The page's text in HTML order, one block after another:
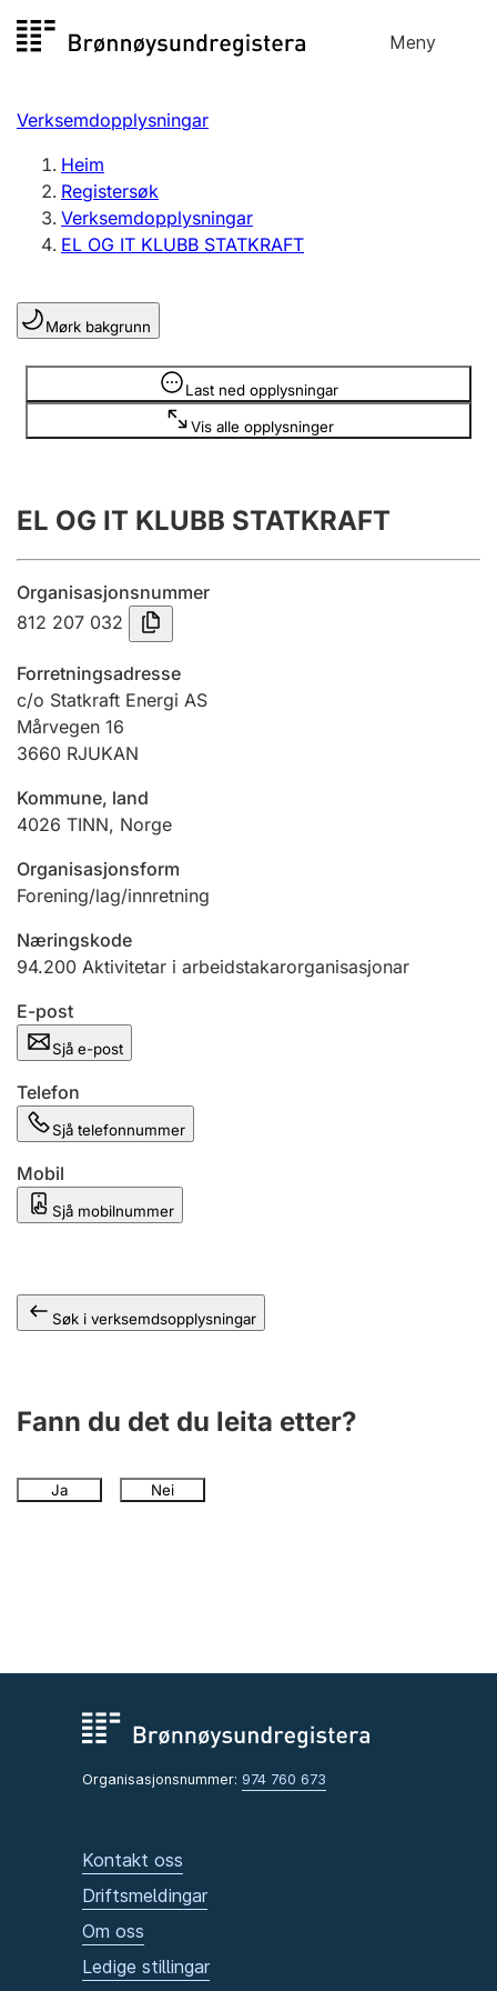
til
Meny
Registersøk
Aksjeselskap
Enkeltpersonføretak
Registrere, endre, slette
Lag og foreining
Registrere, endre, slette
Årsrekneskap
Innsending og forseinkingsgebyr
Tinglysing
Jeger
Betaling og jegeravgiftskort
Ektepaktrettleiaren
Verksemdopplysningar
Heim
Registersøk
Verksemdopplysningar
EL OG IT KLUBB STATKRAFT
Mørk bakgrunn
Last ned opplysningar
Vis alle opplysninger
Opplysninger er skjult
EL OG IT KLUBB STATKRAFT
Organisasjonsnummer
812 207 032
Forretningsadresse
c/o Statkraft Energi AS
Mårvegen 16
3660 RJUKAN
Kommune, land
4026 TINN, Norge
Organisasjonsform
Forening/lag/innretning
Næringskode
94.200 Aktivitetar i arbeidstakarorganisasjonar
E-post
Sjå e-post
Telefon
Sjå telefonnummer
Mobil
Sjå mobilnummer
Søk i verksemdsopplysningar
Fann du det du leita etter?
Ja Nei
Organisasjonsnummer: 974 760 673
Kontakt oss
Driftsmeldingar
Om oss
Ledige stillingar